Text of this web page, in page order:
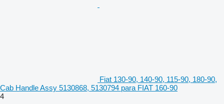
Fiat 130-90, 140-90, 115-90, 180-90,
Cab Handle Assy 5130868, 5130794 para FIAT 160-90
4